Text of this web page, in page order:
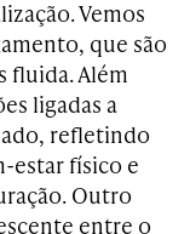
Vemos
que são
fluida. Além
ligadas a
refletindo
estar físico e
Outro
entre o